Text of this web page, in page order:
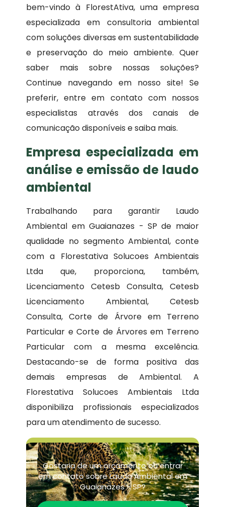
bem-vindo à FlorestAtiva, uma empresa
especializada em consultoria ambiental
com soluções diversas em sustentabilidade
e preservação do meio ambiente. Quer
saber mais sobre nossas soluções?
Continue navegando em nosso site! Se
preferir, entre em contato com nossos
especialistas através dos canais de
comunicação disponíveis e saiba mais.
Empresa especializada em
análise e emissão de laudo
ambiental
Trabalhando para garantir Laudo
Ambiental em Guaianazes - SP de maior
qualidade no segmento Ambiental, conte
com a Florestativa Solucoes Ambientais
Ltda que, proporciona, também,
Licenciamento Cetesb Consulta, Cetesb
Licenciamento Ambiental, Cetesb
Consulta, Corte de Árvore em Terreno
Particular e Corte de Árvores em Terreno
Particular com a mesma excelência.
Destacando-se de forma positiva das
demais empresas de Ambiental. A
Florestativa Solucoes Ambientais Ltda
disponibiliza profissionais especializados
para um atendimento de sucesso.
Gostaria de um orçamento ou entrar
em contato sobre Laudo Ambiental em
Guaianazes - SP?